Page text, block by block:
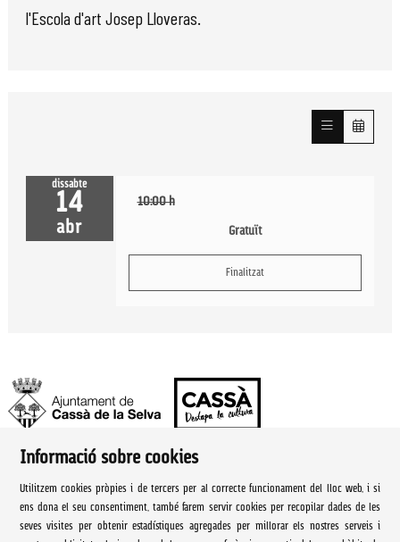
l'Escola d'art Josep Lloveras.
dissabte
14
abr
10:00 h
Gratuït
Finalitzat
Rambla Onze de Setembre, 107
Informació sobre cookies
Utilitzem cookies pròpies i de tercers per al correcte funcionament del lloc web, i si
ens dona el seu consentiment, també farem servir cookies per recopilar dades de les
seves visites per obtenir estadístiques agregades per millorar els nostres serveis i